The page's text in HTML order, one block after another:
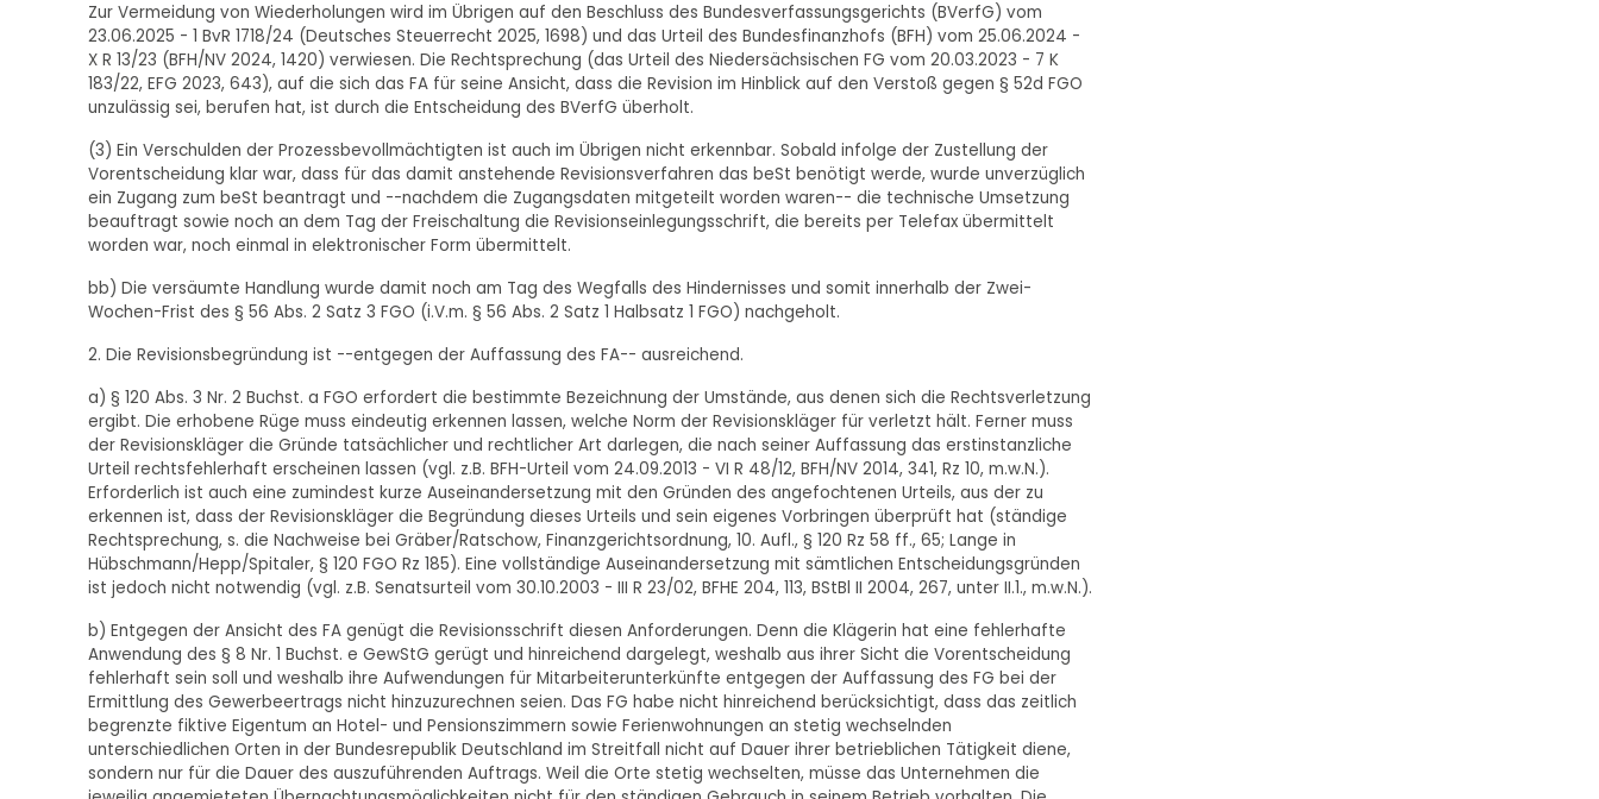
Zur Vermeidung von Wiederholungen wird im Übrigen auf den Beschluss des Bundesverfassungsgerichts (BVerfG) vom
23.06.2025 - 1 BvR 1718/24 (Deutsches Steuerrecht 2025, 1698) und das Urteil des Bundesfinanzhofs (BFH) vom 25.06.2024 -
X R 13/23 (BFH/NV 2024, 1420) verwiesen. Die Rechtsprechung (das Urteil des Niedersächsischen FG vom 20.03.2023 - 7 K
183/22, EFG 2023, 643), auf die sich das FA für seine Ansicht, dass die Revision im Hinblick auf den Verstoß gegen § 52d FGO
unzulässig sei, berufen hat, ist durch die Entscheidung des BVerfG überholt.
(3) Ein Verschulden der Prozessbevollmächtigten ist auch im Übrigen nicht erkennbar. Sobald infolge der Zustellung der
Vorentscheidung klar war, dass für das damit anstehende Revisionsverfahren das beSt benötigt werde, wurde unverzüglich
ein Zugang zum beSt beantragt und --nachdem die Zugangsdaten mitgeteilt worden waren-- die technische Umsetzung
beauftragt sowie noch an dem Tag der Freischaltung die Revisionseinlegungsschrift, die bereits per Telefax übermittelt
worden war, noch einmal in elektronischer Form übermittelt.
bb) Die versäumte Handlung wurde damit noch am Tag des Wegfalls des Hindernisses und somit innerhalb der Zwei-
Wochen-Frist des § 56 Abs. 2 Satz 3 FGO (i.V.m. § 56 Abs. 2 Satz 1 Halbsatz 1 FGO) nachgeholt.
2. Die Revisionsbegründung ist --entgegen der Auffassung des FA-- ausreichend.
a) § 120 Abs. 3 Nr. 2 Buchst. a FGO erfordert die bestimmte Bezeichnung der Umstände, aus denen sich die Rechtsverletzung
ergibt. Die erhobene Rüge muss eindeutig erkennen lassen, welche Norm der Revisionskläger für verletzt hält. Ferner muss
der Revisionskläger die Gründe tatsächlicher und rechtlicher Art darlegen, die nach seiner Auffassung das erstinstanzliche
Urteil rechtsfehlerhaft erscheinen lassen (vgl. z.B. BFH-Urteil vom 24.09.2013 - VI R 48/12, BFH/NV 2014, 341, Rz 10, m.w.N.).
Erforderlich ist auch eine zumindest kurze Auseinandersetzung mit den Gründen des angefochtenen Urteils, aus der zu
erkennen ist, dass der Revisionskläger die Begründung dieses Urteils und sein eigenes Vorbringen überprüft hat (ständige
Rechtsprechung, s. die Nachweise bei Gräber/Ratschow, Finanzgerichtsordnung, 10. Aufl., § 120 Rz 58 ff., 65; Lange in
Hübschmann/Hepp/Spitaler, § 120 FGO Rz 185). Eine vollständige Auseinandersetzung mit sämtlichen Entscheidungsgründen
ist jedoch nicht notwendig (vgl. z.B. Senatsurteil vom 30.10.2003 - III R 23/02, BFHE 204, 113, BStBl II 2004, 267, unter II.1., m.w.N.).
b) Entgegen der Ansicht des FA genügt die Revisionsschrift diesen Anforderungen. Denn die Klägerin hat eine fehlerhafte
Anwendung des § 8 Nr. 1 Buchst. e GewStG gerügt und hinreichend dargelegt, weshalb aus ihrer Sicht die Vorentscheidung
fehlerhaft sein soll und weshalb ihre Aufwendungen für Mitarbeiterunterkünfte entgegen der Auffassung des FG bei der
Ermittlung des Gewerbeertrags nicht hinzuzurechnen seien. Das FG habe nicht hinreichend berücksichtigt, dass das zeitlich
begrenzte fiktive Eigentum an Hotel- und Pensionszimmern sowie Ferienwohnungen an stetig wechselnden
unterschiedlichen Orten in der Bundesrepublik Deutschland im Streitfall nicht auf Dauer ihrer betrieblichen Tätigkeit diene,
sondern nur für die Dauer des auszuführenden Auftrags. Weil die Orte stetig wechselten, müsse das Unternehmen die